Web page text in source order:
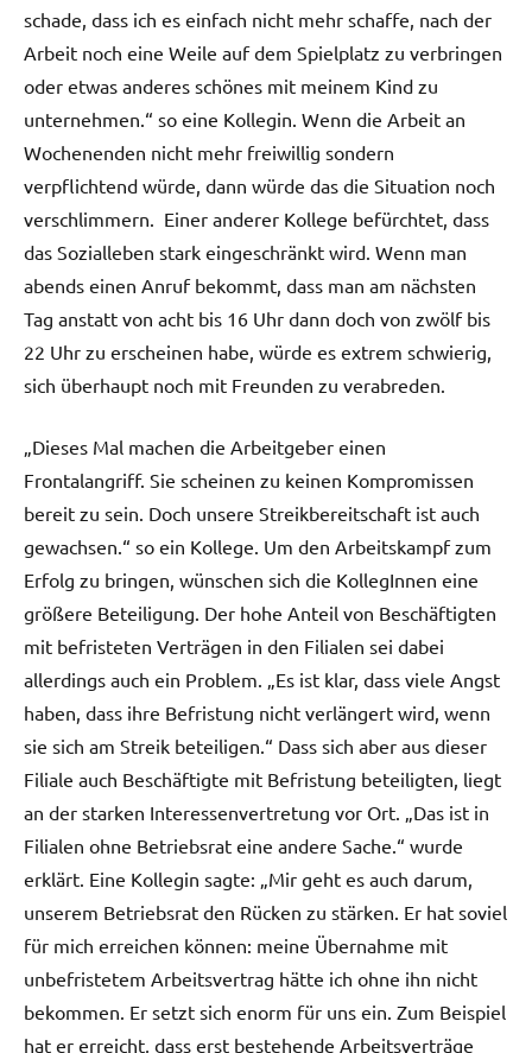
schade, dass ich es einfach nicht mehr schaffe, nach der
Arbeit noch eine Weile auf dem Spielplatz zu verbringen
oder etwas anderes schönes mit meinem Kind zu
unternehmen.“ so eine Kollegin. Wenn die Arbeit an
Wochenenden nicht mehr freiwillig sondern
verpflichtend würde, dann würde das die Situation noch
verschlimmern. Einer anderer Kollege befürchtet, dass
das Sozialleben stark eingeschränkt wird. Wenn man
abends einen Anruf bekommt, dass man am nächsten
Tag anstatt von acht bis 16 Uhr dann doch von zwölf bis
22 Uhr zu erscheinen habe, würde es extrem schwierig,
sich überhaupt noch mit Freunden zu verabreden.
„Dieses Mal machen die Arbeitgeber einen
Frontalangriff. Sie scheinen zu keinen Kompromissen
bereit zu sein. Doch unsere Streikbereitschaft ist auch
gewachsen.“ so ein Kollege. Um den Arbeitskampf zum
Erfolg zu bringen, wünschen sich die KollegInnen eine
größere Beteiligung. Der hohe Anteil von Beschäftigten
mit befristeten Verträgen in den Filialen sei dabei
allerdings auch ein Problem. „Es ist klar, dass viele Angst
haben, dass ihre Befristung nicht verlängert wird, wenn
sie sich am Streik beteiligen.“ Dass sich aber aus dieser
Filiale auch Beschäftigte mit Befristung beteiligten, liegt
an der starken Interessenvertretung vor Ort. „Das ist in
Filialen ohne Betriebsrat eine andere Sache.“ wurde
erklärt. Eine Kollegin sagte: „Mir geht es auch darum,
unserem Betriebsrat den Rücken zu stärken. Er hat soviel
für mich erreichen können: meine Übernahme mit
unbefristetem Arbeitsvertrag hätte ich ohne ihn nicht
bekommen. Er setzt sich enorm für uns ein. Zum Beispiel
hat er erreicht, dass erst bestehende Arbeitsverträge